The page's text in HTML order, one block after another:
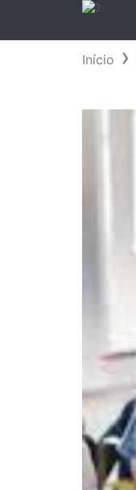
Início